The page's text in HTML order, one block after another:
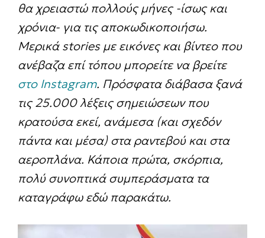
θα χρειαστώ πολλούς μήνες -ίσως και
χρόνια- για τις αποκωδικοποιήσω.
Μερικά stories με εικόνες και βίντεο που
ανέβαζα επί τόπου μπορείτε να βρείτε
στο Instagram. Πρόσφατα διάβασα ξανά
τις 25.000 λέξεις σημειώσεων που
κρατούσα εκεί, ανάμεσα (και σχεδόν
πάντα και μέσα) στα ραντεβού και στα
αεροπλάνα. Κάποια πρώτα, σκόρπια,
πολύ συνοπτικά συμπεράσματα τα
καταγράφω εδώ παρακάτω.